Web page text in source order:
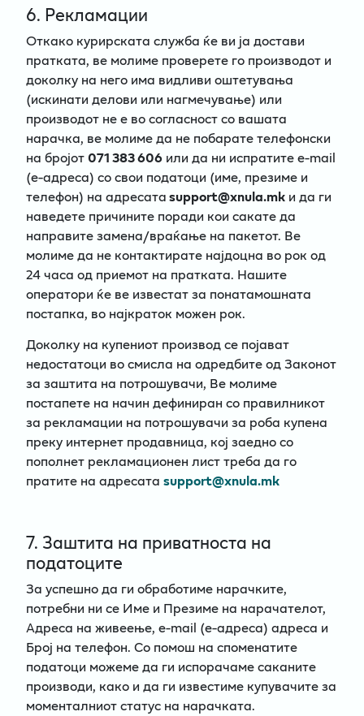
6. Рекламации
Откако курирската служба ќе ви ја достави
пратката, ве молиме проверете го производот и
доколку на него има видливи оштетувања
(искинати делови или нагмечување) или
производот не е во согласност со вашата
нарачка, ве молиме да не побарате телефонски
на бројот071 383 606или да ни испратите e-mail
(e-адреса) со свои податоци (име, презиме и
телефон) на адресатаsupport@xnula.mkи да ги
наведете причините поради кои сакате да
направите замена/враќање на пакетот. Ве
молиме да не контактирате најдоцна во рок од
24 часа од приемот на пратката. Нашите
оператори ќе ве известат за понатамошната
постапка, во најкраток можен рок.
Доколку на купениот производ се појават
недостатоци во смисла на одредбите од Законот
за заштита на потрошувачи, Ве молиме
постапете на начин дефиниран со правилникот
за рекламации на потрошувачи за роба купена
преку интернет продавница, кој заедно со
пополнет рекламационен лист треба да го
пратите на адресата support@xnula.mk
7. Заштита на приватноста на
податоците
За успешно да ги обработиме нарачките,
потребни ни се Име и Презиме на нарачателот,
Адреса на живеење, e-mail (e-адреса) адреса и
Број на телефон. Со помош на споменатите
податоци можеме да ги испорачаме саканите
производи, како и да ги известиме купувачите за
моменталниот статус на нарачката.